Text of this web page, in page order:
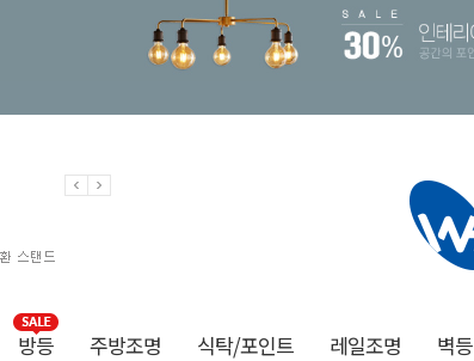
방등 주방조명 식탁/포인트 레일조명 벽등